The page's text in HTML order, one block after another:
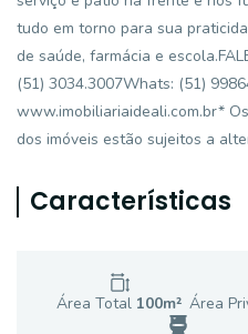
tudo em torno para sua
de saúde, farmácia e
(51) 3034.3007Whats: (51)
www.imobiliariaideali.com.br*
dos imóveis estão sujeitos a
Características
Área Total 100m² Área